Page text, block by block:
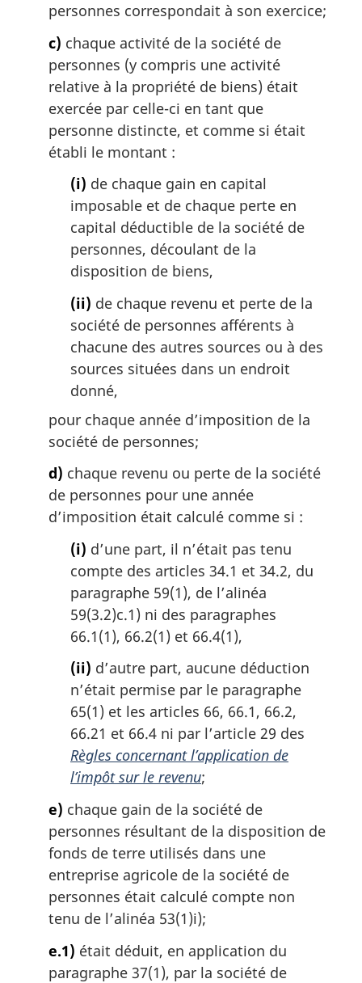
personnes correspondait à son exercice;
c) chaque activité de la société de
personnes (y compris une activité
relative à la propriété de biens) était
exercée par celle-ci en tant que
personne distincte, et comme si était
établi le montant :
(i) de chaque gain en capital
imposable et de chaque perte en
capital déductible de la société de
personnes, découlant de la
disposition de biens,
(ii) de chaque revenu et perte de la
société de personnes afférents à
chacune des autres sources ou à des
sources situées dans un endroit
donné,
pour chaque année d’imposition de la
société de personnes;
d) chaque revenu ou perte de la société
de personnes pour une année
d’imposition était calculé comme si :
(i) d’une part, il n’était pas tenu
compte des articles 34.1 et 34.2, du
paragraphe 59(1), de l’alinéa
59(3.2)c.1) ni des paragraphes
66.1(1), 66.2(1) et 66.4(1),
(ii) d’autre part, aucune déduction
n’était permise par le paragraphe
65(1) et les articles 66, 66.1, 66.2,
66.21 et 66.4 ni par l’article 29 des
Règles concernant l’application de
l’impôt sur le revenu;
e) chaque gain de la société de
personnes résultant de la disposition de
fonds de terre utilisés dans une
entreprise agricole de la société de
personnes était calculé compte non
tenu de l’alinéa 53(1)i);
e.1) était déduit, en application du
paragraphe 37(1), par la société de